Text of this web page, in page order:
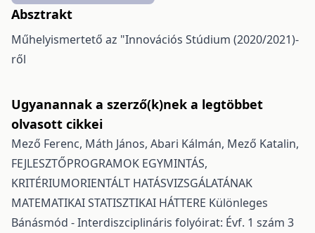
Absztrakt
Műhelyismertető az "Innovációs Stúdium (2020/2021)-
ről
Ugyanannak a szerző(k)nek a legtöbbet
olvasott cikkei
Mező Ferenc, Máth János, Abari Kálmán, Mező Katalin,
FEJLESZTŐPROGRAMOK EGYMINTÁS,
KRITÉRIUMORIENTÁLT HATÁSVIZSGÁLATÁNAK
MATEMATIKAI STATISZTIKAI HÁTTERE Különleges
Bánásmód - Interdiszciplináris folyóirat: Évf. 1 szám 3